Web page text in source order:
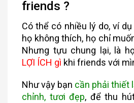
friends ?
Có thể có nhiều lý do, ví
họ không thích, họ chỉ
Nhưng tựu chung lại, là
LỢI ÍCH gì khi friends với
Như vậy bạn cần phải thiết
chỉnh, tươi đẹp, để thu